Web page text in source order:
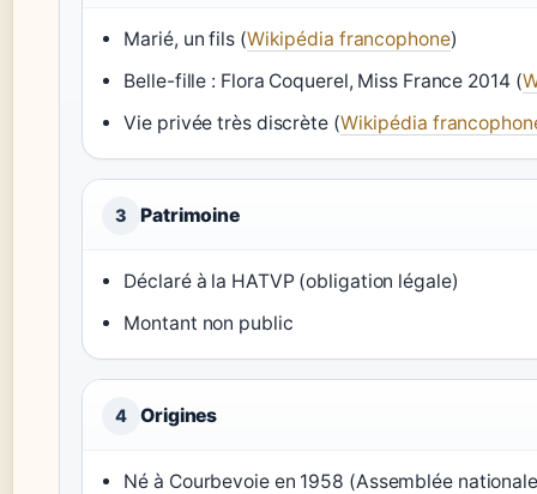
Marié, un fils (Wikipédia francophone)
Belle-fille : Flora Coquerel, Miss France 2014 (
Vie privée très discrète (Wikipédia
3 Patrimoine
Déclaré à la HATVP (obligation légale)
Montant non public
4 Origines
Né à Courbevoie en 1958 (Assemblée